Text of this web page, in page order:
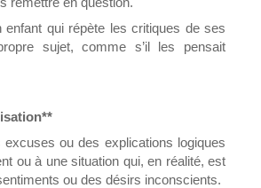
qui répète les critiques de ses
sujet, comme s’il les pensait
excuses ou des explications logiques
ou à une situation qui, en réalité, est
ou des désirs inconscients.